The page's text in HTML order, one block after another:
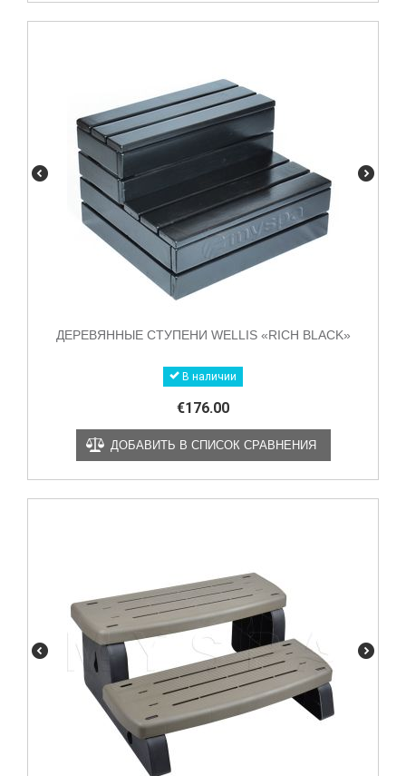
ДЕРЕВЯННЫЕ СТУПЕНИ WELLIS «RICH BLACK»
В наличии
€176.00
ДОБАВИТЬ В СПИСОК СРАВНЕНИЯ